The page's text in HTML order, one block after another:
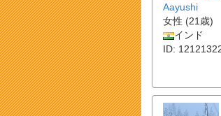
Aayushi
女性 (21歳)
インド
ID: